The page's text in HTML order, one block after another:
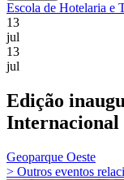
Escola de Hotelaria e
13
jul
13
jul
Edição
Internacional
Geoparque Oeste
> Outros eventos